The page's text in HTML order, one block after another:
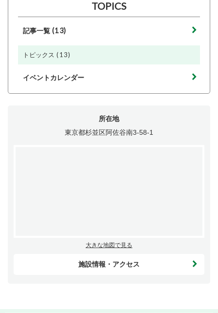
TOPICS
記事一覧 (13)
トピックス (13)
イベントカレンダー
所在地
東京都杉並区阿佐谷南3-58-1
大きな地図で見る
施設情報・アクセス